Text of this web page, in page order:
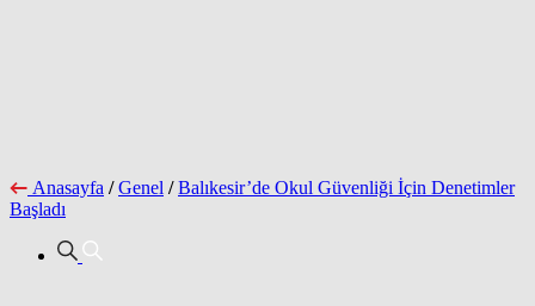
Anasayfa / Genel / Balıkesir’de Okul Güvenliği İçin Denetimler
Başladı